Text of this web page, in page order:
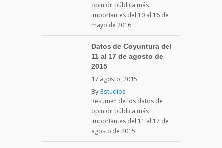
opinión pública más
importantes del 10 al 16 de
mayo de 2016
Datos de Coyuntura del
11 al 17 de agosto de
2015
17 agosto, 2015
ByEstudios
Resumen de los datos de
opinión pública más
importantes del 11 al 17 de
agosto de 2015